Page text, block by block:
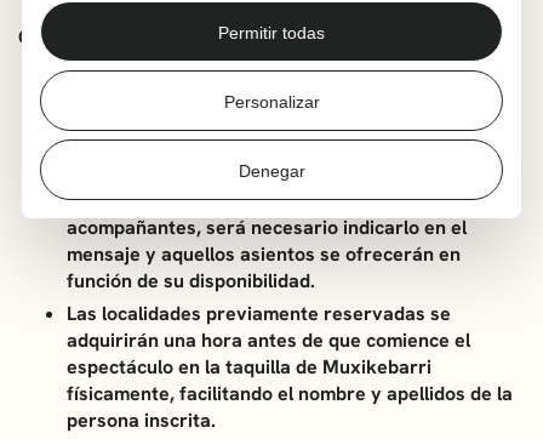
Permitir todas
Personalizar
Denegar
CONDICIONES:
escribiendo un email aprogramazioa@getxo.eus. El
plazo de inscripción será hasta el 18 de marzo.
Se prevé un único acompañante por persona con
discapacidad sensorial. En caso de necesitar más
acompañantes, será necesario indicarlo en el
mensaje y aquellos asientos se ofrecerán en
función de su disponibilidad.
Las localidades previamente reservadas se
adquirirán una hora antes de que comience el
espectáculo en la taquilla de Muxikebarri
físicamente, facilitando el nombre y apellidos de la
persona inscrita.